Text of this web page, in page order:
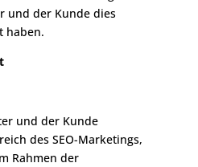
und der Kunde dies
haben.
und der Kunde
des SEO-Marketings,
Rahmen der